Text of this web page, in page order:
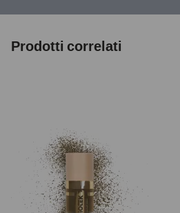
Prodotti correlati